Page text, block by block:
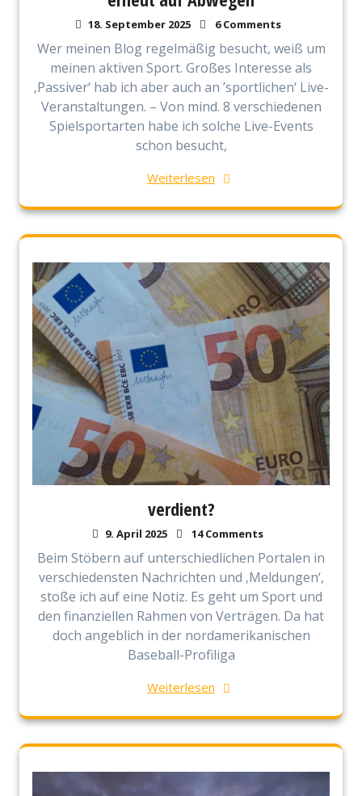
18. September 2025 6 Comments
Wer meinen Blog regelmäßig besucht, weiß um
meinen aktiven Sport. Großes Interesse als
‚Passiver‘ hab ich aber auch an ’sportlichen‘ Live-
Veranstaltungen. – Von mind. 8 verschiedenen
Spielsportarten habe ich solche Live-Events
schon besucht,
Weiterlesen
verdient?
9. April 2025 14 Comments
Beim Stöbern auf unterschiedlichen Portalen in
verschiedensten Nachrichten und ‚Meldungen‘,
stoße ich auf eine Notiz. Es geht um Sport und
den finanziellen Rahmen von Verträgen. Da hat
doch angeblich in der nordamerikanischen
Baseball-Profiliga
Weiterlesen